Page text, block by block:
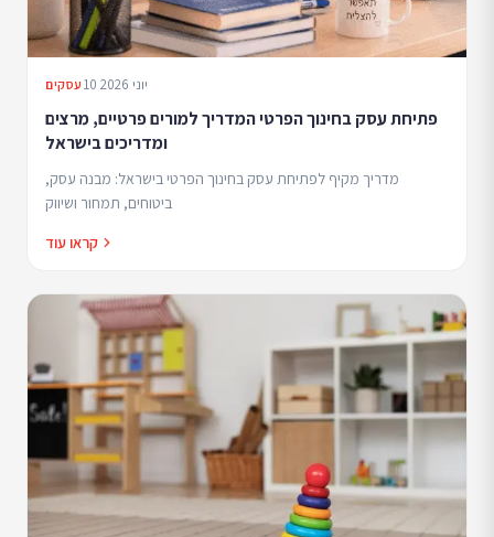
עסקים 10 יוני 2026
פתיחת עסק בחינוך הפרטי המדריך למורים פרטיים, מרצים
ומדריכים בישראל
מדריך מקיף לפתיחת עסק בחינוך הפרטי בישראל: מבנה עסק,
ביטוחים, תמחור ושיווק
קראו עוד